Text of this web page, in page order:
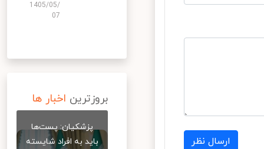
ارسال نظر
1405/05/
07
بروزترین اخبار ها
پزشکیان: پست‌ها
باید به افراد شایسته